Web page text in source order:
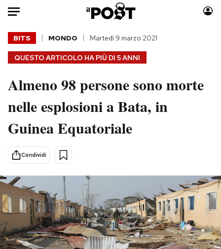
Auto
HOME
Italia
Politica
Tecnologia
Scienza
Sport
Moda
Consumismi
Storie/Idee
Mondiali calcio 2026
PODCAST
QUESTO ARTICOLO HA PIÙ DI 5 ANNI
BITS MONDO Martedì 9 marzo 2021
Almeno 98 persone sono morte
nelle esplosioni a Bata, in
Guinea Equatoriale
Condividi